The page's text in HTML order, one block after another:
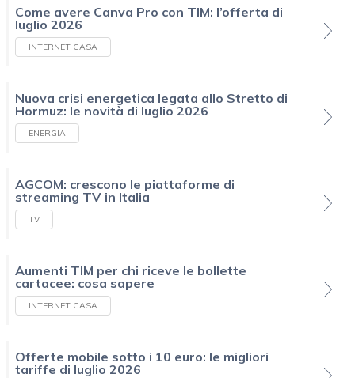
Come avere Canva Pro con TIM: l’offerta di
luglio 2026
INTERNET CASA
Nuova crisi energetica legata allo Stretto di
Hormuz: le novità di luglio 2026
ENERGIA
AGCOM: crescono le piattaforme di
streaming TV in Italia
TV
Aumenti TIM per chi riceve le bollette
cartacee: cosa sapere
INTERNET CASA
Offerte mobile sotto i 10 euro: le migliori
tariffe di luglio 2026